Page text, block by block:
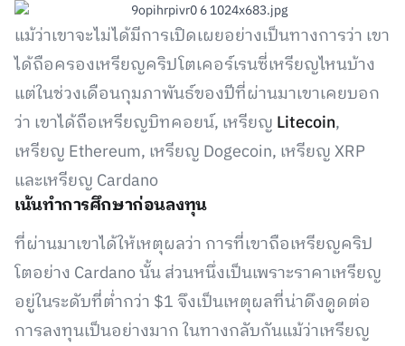
แม้ว่าเขาจะไม่ได้มีการเปิดเผยอย่างเป็นทางการว่า เขา
ได้ถือครองเหรียญคริปโตเคอร์เรนซี่เหรียญไหนบ้าง
แต่ในช่วงเดือนกุมภาพันธ์ของปีที่ผ่านมาเขาเคยบอก
ว่า เขาได้ถือเหรียญบิทคอยน์, เหรียญ Litecoin,
เหรียญ Ethereum, เหรียญ Dogecoin, เหรียญ XRP
และเหรียญ Cardano
เน้นทำการศึกษาก่อนลงทุน
ที่ผ่านมาเขาได้ให้เหตุผลว่า การที่เขาถือเหรียญคริป
โตอย่าง Cardano นั้น ส่วนหนึ่งเป็นเพราะราคาเหรียญ
อยู่ในระดับที่ต่ำกว่า $1 จึงเป็นเหตุผลที่น่าดึงดูดต่อ
การลงทุนเป็นอย่างมาก ในทางกลับกันแม้ว่าเหรียญ